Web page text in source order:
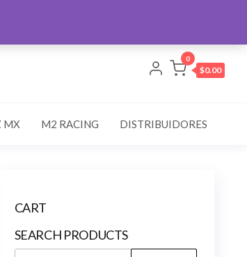
0
$0.00
MX M2 RACING DISTRIBUIDORES
CART
SEARCH PRODUCTS